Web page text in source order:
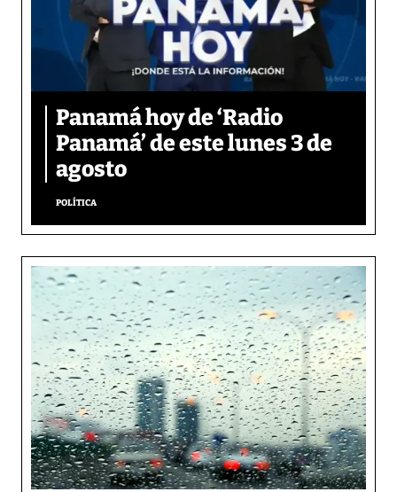
Panamá hoy de ‘Radio
Panamá’ de este lunes 3 de
agosto
POLÍTICA